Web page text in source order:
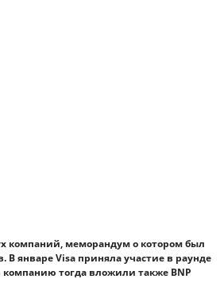
компаний, меморандум о котором был
В январе Visa приняла участие в раунде
тогда вложили также BNP